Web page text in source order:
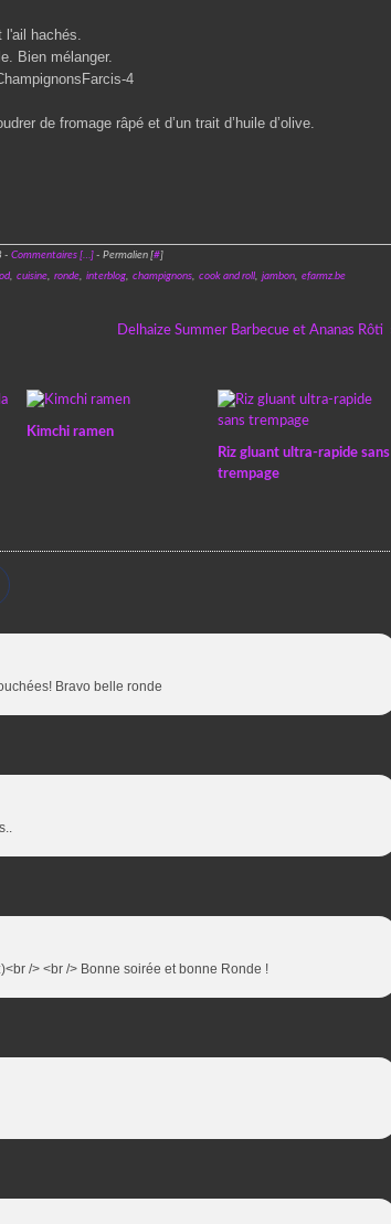
l'ail hachés.
Bien mélanger.
de fromage râpé et d’un trait d’huile d’olive.
- Commentaires […] - Permalien [#]
, cuisine, ronde, interblog, champignons, cook and roll, jambon, efarmz.be
Delhaize Summer Barbecue et Ananas Rôti
Kimchi ramen
Riz gluant ultra-rapide sans
trempage
Bravo belle ronde
/> <br /> Bonne soirée et bonne Ronde !